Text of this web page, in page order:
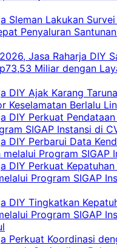
Sleman Lakukan
Penyaluran
Jasa Raharja DIY
Miliar dengan
DIY Ajak Karang
Keselamatan Berlalu
DIY Perkuat
SIGAP Instansi di
DIY Perbarui Data
melalui Program SIGAP
DIY Perkuat Kepatuhan
Program SIGAP
DIY Tingkatkan
Program SIGAP
Perkuat Koordinasi